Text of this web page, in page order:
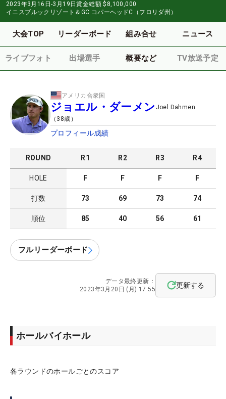
2023年3月16日-3月19日賞金総額 $8,100,000
イニスブルックリゾート＆GC コパーヘッドC（フロリダ州）
大会TOP リーダーボード 組み合せ ニュース
ライブフォト 出場選手 概要など TV放送予定
アメリカ合衆国
ジョエル・ダーメン Joel Dahmen
（ 38歳）
プロフィール成績
ROUND R1 R2 R3 R4
HOLE F F F F
打数 73 69 73 74
順位 85 40 56 61
フルリーダーボード
データ最終更新：
2023年3月20日 (月) 17:55
更新する
ホールバイホール
各ラウンドのホールごとのスコア